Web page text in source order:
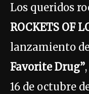
Los queridos
ROCKETS OF
lanzamiento
Favorite Drug”
16 de octubre